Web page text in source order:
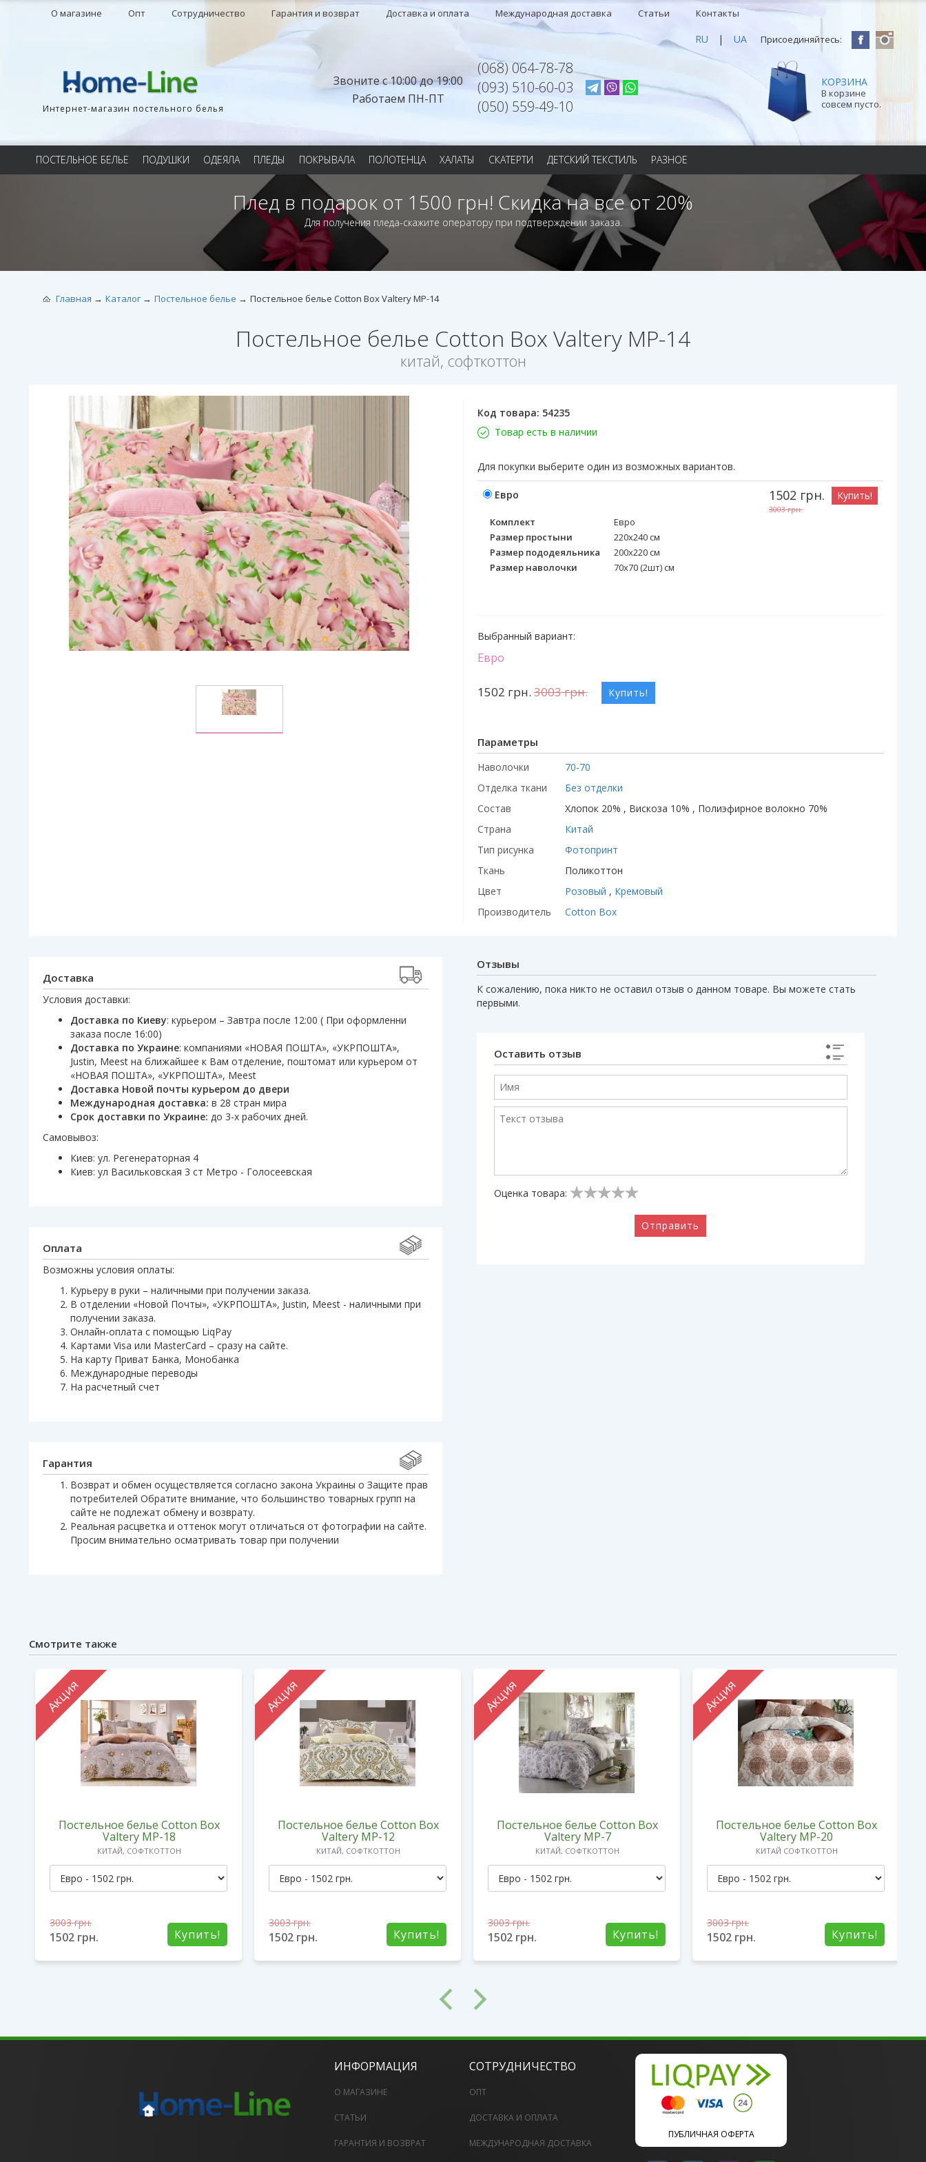
О магазине Опт Сотрудничество Гарантия и возврат Доставка и оплата Международная доставка Статьи Контакты
RU | UA Присоединяйтесь:
Интернет-магазин постельного белья
Звоните с 10:00 до 19:00
Работаем ПН-ПТ
(068) 064-78-78
(093) 510-60-03
(050) 559-49-10
КОРЗИНА
В корзине
совсем пусто.
ПОСТЕЛЬНОЕ БЕЛЬЕ ПОДУШКИ ОДЕЯЛА ПЛЕДЫ ПОКРЫВАЛА ПОЛОТЕНЦА ХАЛАТЫ СКАТЕРТИ ДЕТСКИЙ ТЕКСТИЛЬ РАЗНОЕ
Плед в подарок от 1500 грн! Скидка на все от 20%
Для получения пледа-скажите оператору при подтверждении заказа.
Главная Каталог Постельное белье Постельное белье Cotton Box Valtery MP-14
Постельное белье Cotton Box Valtery MP-14
китай, софткоттон
Код товара: 54235
Товар есть в наличии
Для покупки выберите один из возможных вариантов.
Евро 1502 грн.
3003грн.
Купить!
Комплект
Евро
Размер простыни
220х240 см
Размер пододеяльника
200х220 см
Размер наволочки
70х70 (2шт) см
Выбранный вариант:
Евро
1502 грн. 3003грн. Купить!
Параметры
Наволочки
70-70
Отделка ткани
Без отделки
Состав
Хлопок 20% , Вискоза 10% , Полиэфирное волокно 70%
Страна
Китай
Тип рисунка
Фотопринт
Ткань
Поликоттон
Цвет
Розовый , Кремовый
Производитель
Cotton Box
Доставка
Условия доставки:
Доставка по Киеву: курьером – Завтра после 12:00 ( При оформленни
заказа после 16:00)
Доставка по Украине: компаниями «НОВАЯ ПОШТА», «УКРПОШТА»,
Justin, Meest на ближайшее к Вам отделение, поштомат или курьером от
«НОВАЯ ПОШТА», «УКРПОШТА», Meest
Доставка Новой почты курьером до двери
Международная доставка: в 28 стран мира
Срок доставки по Украине: до 3-х рабочих дней.
Самовывоз:
Киев: ул. Регенераторная 4
Киев: ул Васильковская 3 ст Метро - Голосеевская
Оплата
Возможны условия оплаты:
Курьеру в руки – наличными при получении заказа.
В отделении «Новой Почты», «УКРПОШТА», Justin, Meest - наличными при
получении заказа.
Онлайн-оплата с помощью LiqPay
Картами Visa или MasterCard – сразу на сайте.
На карту Приват Банка, Монобанка
Международные переводы
На расчетный счет
Гарантия
Возврат и обмен осуществляется согласно закона Украины о Защите прав
потребителей Обратите внимание, что большинство товарных групп на
сайте не подлежат обмену и возврату.
Реальная расцветка и оттенок могут отличаться от фотографии на сайте.
Просим внимательно осматривать товар при получении
Отзывы
К сожалению, пока никто не оставил отзыв о данном товаре. Вы можете стать
первыми.
Оставить отзыв
Оценка товара:
Отправить
Смотрите также
Акция
Постельное белье Cotton Box
Valtery MP-18
КИТАЙ, СОФТКОТТОН
Купить!
3003грн.
1502 грн.
Акция
Постельное белье Cotton Box
Valtery MP-12
КИТАЙ, СОФТКОТТОН
Купить!
3003грн.
1502 грн.
Акция
Постельное белье Cotton Box
Valtery MP-7
КИТАЙ, СОФТКОТТОН
Купить!
3003грн.
1502 грн.
Акция
Постельное белье Cotton Box
Valtery MP-20
КИТАЙ СОФТКОТТОН
Купить!
3003грн.
1502 грн.
ИНФОРМАЦИЯ
О МАГАЗИНЕ
СТАТЬИ
ГАРАНТИЯ И ВОЗВРАТ
СОТРУДНИЧЕСТВО
ОПТ
ДОСТАВКА И ОПЛАТА
МЕЖДУНАРОДНАЯ ДОСТАВКА
ПУБЛИЧНАЯ ОФЕРТА